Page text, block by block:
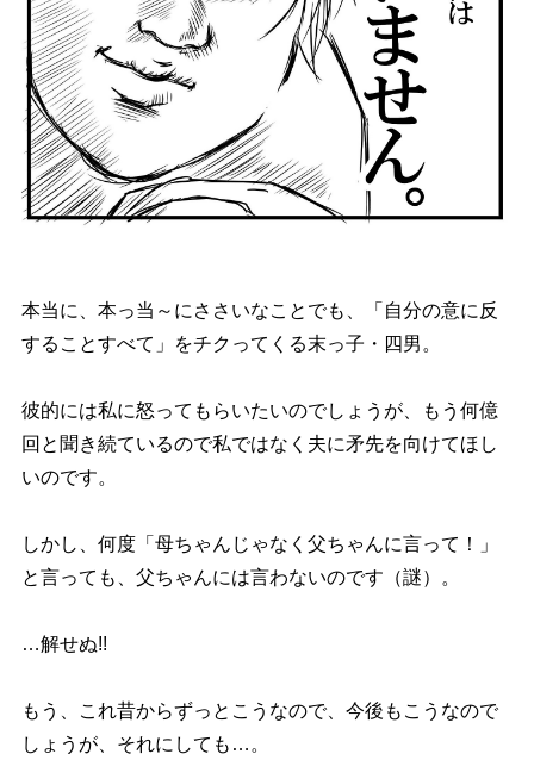
本当に、本っ当～にささいなことでも、「自分の意に反
することすべて」をチクってくる末っ子・四男。
彼的には私に怒ってもらいたいのでしょうが、もう何億
回と聞き続ているので私ではなく夫に矛先を向けてほし
いのです。
しかし、何度「母ちゃんじゃなく父ちゃんに言って！」
と言っても、父ちゃんには言わないのです（謎）。
…解せぬ!!
もう、これ昔からずっとこうなので、今後もこうなので
しょうが、それにしても…。